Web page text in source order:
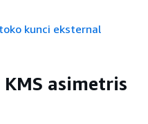
kunci eksternal
asimetris